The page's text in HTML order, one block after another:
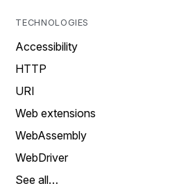
TECHNOLOGIES
Accessibility
HTTP
URI
Web extensions
WebAssembly
WebDriver
See all…